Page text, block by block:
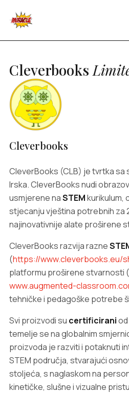
Cleverbooks
Cleverbooks
CleverBooks (CLB) je tvrtka sa
Irska. CleverBooks nudi
usmjerene naSTEMkurikulum,
stjecanju vještina potrebnih za
najinovativnije alate proširene
CleverBooks razvija razne
(https://www.cleverbooks.eu/
platformu proširene stvarnosti
www.augmented-
tehničke i pedagoške potrebe
Svi proizvodi su certificirani
temelje se na globalnim
proizvoda je razviti i potaknuti
STEM područja, stvarajući
stoljeća, s naglaskom na
kinetičke, slušne i vizualne